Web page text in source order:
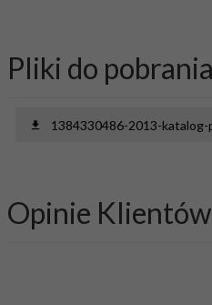
Pliki do pobrania
1384330486-2013-
Opinie Klientów